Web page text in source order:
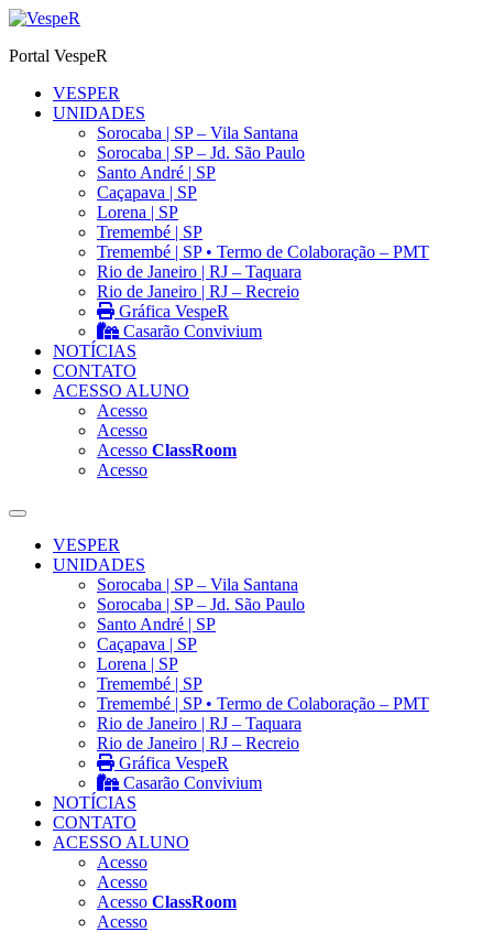
Ir
o
Portal VespeR
VESPER
UNIDADES
Sorocaba | SP – Vila Santana
Sorocaba | SP – Jd. São Paulo
Santo André | SP
Caçapava | SP
Lorena | SP
Tremembé | SP
Tremembé | SP • Termo de Colaboração – PMT
Rio de Janeiro | RJ – Taquara
Rio de Janeiro | RJ – Recreio
Gráfica VespeR
Casarão Convivium
NOTÍCIAS
CONTATO
ACESSO ALUNO
Acesso
Acesso
Acesso ClassRoom
Acesso
VESPER
UNIDADES
Sorocaba | SP – Vila Santana
Sorocaba | SP – Jd. São Paulo
Santo André | SP
Caçapava | SP
Lorena | SP
Tremembé | SP
Tremembé | SP • Termo de Colaboração – PMT
Rio de Janeiro | RJ – Taquara
Rio de Janeiro | RJ – Recreio
Gráfica VespeR
Casarão Convivium
NOTÍCIAS
CONTATO
ACESSO ALUNO
Acesso
Acesso
Acesso ClassRoom
Acesso